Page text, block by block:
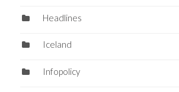
Headlines
Iceland
Infopolicy